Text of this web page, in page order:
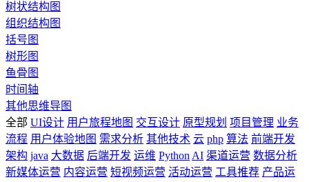
树状结构图
组织结构图
括号图
树形图
鱼骨图
时间轴
其他思维导图
全部 UI设计 用户旅程地图 交互设计 原型规划 项目管理 业务
流程 用户体验地图 需求分析 其他技术 云 php 算法 前端开发
架构 java 大数据 后端开发 运维 Python AI 渠道运营 数据分析
新媒体运营 内容运营 短视频运营 活动运营 工具推荐 产品运